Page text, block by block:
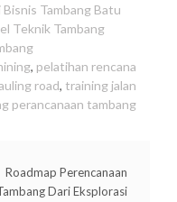
Tambang Batu
Teknik Tambang
, pelatihan rencana
road, training jalan
perancanaan tambang
Roadmap Perencanaan
Dari Eksplorasi